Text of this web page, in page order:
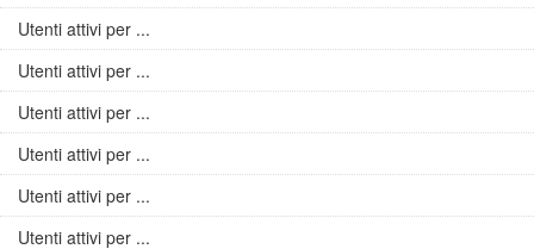
Utenti attivi per ...
Utenti attivi per ...
Utenti attivi per ...
Utenti attivi per ...
Utenti attivi per ...
Utenti attivi per ...